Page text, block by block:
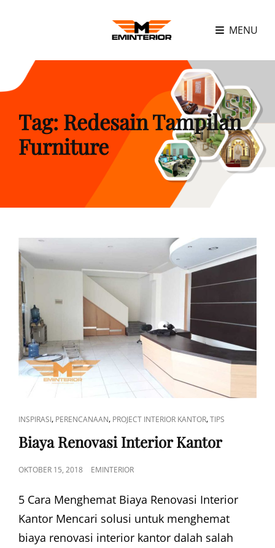
MENU
Tag: Redesain Tampilan
Furniture
CAT
LINKS
INSPIRASI, PERENCANAAN, PROJECT INTERIOR KANTOR,TIPS
Biaya Renovasi Interior Kantor
POSTED
OKTOBER 15, 2018 EMINTERIOR
5 Cara Menghemat Biaya Renovasi Interior
Kantor Mencari solusi untuk menghemat
biaya renovasi interior kantor dalah salah